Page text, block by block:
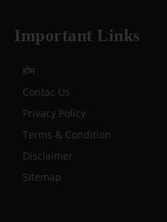
Important Links
होम
Contac Us
Privacy Policy
Terms & Condition
Disclaimer
Sitemap